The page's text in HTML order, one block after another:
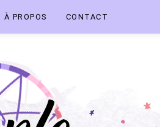
À PROPOS CONTACT